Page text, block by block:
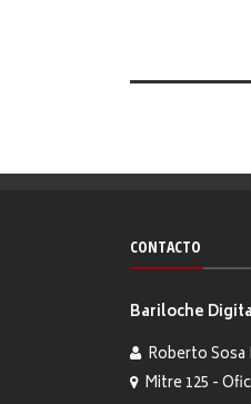
CONTACTO
Bariloche
Roberto Sosa
Mitre 125 -